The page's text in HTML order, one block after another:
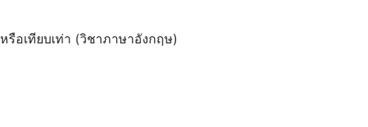
อเทียบเท่า (วิชาภาษาอังกฤษ)